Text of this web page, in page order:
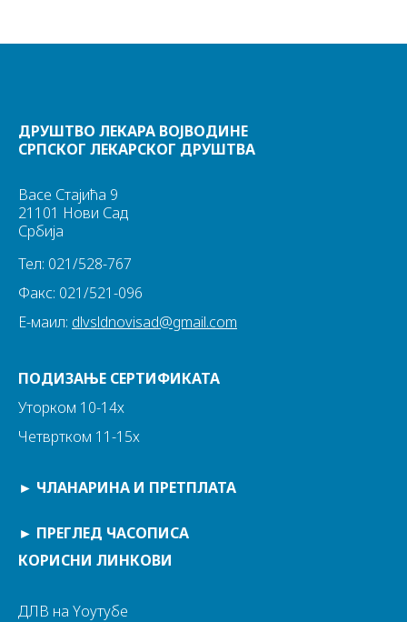
ДРУШТВО ЛЕКАРА ВОЈВОДИНЕ
СРПСКОГ ЛЕКАРСКОГ ДРУШТВА
Васе Стајића 9
21101 Нови Сад
Србија
Тел: 021/528-767
Факс: 021/521-096
Е-маил: dlvsldnovisad@gmail.com
ПОДИЗАЊЕ СЕРТИФИКАТА
Уторком 10-14х
Четвртком 11-15х
► ЧЛАНАРИНА И ПРЕТПЛАТА
► ПРЕГЛЕД ЧАСОПИСА
КОРИСНИ ЛИНКОВИ
ДЛВ на Yоутубе